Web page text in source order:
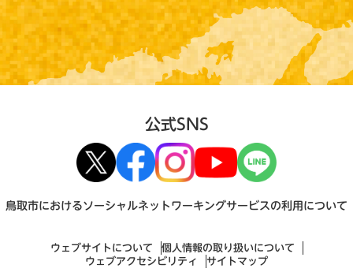
公式SNS
鳥取市におけるソーシャルネットワーキングサービスの利用について
ウェブサイトについて
個人情報の取り扱いについて
ウェブアクセシビリティ
サイトマップ